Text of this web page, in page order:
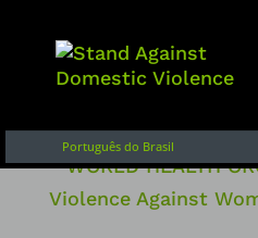
Français
Português do Brasil